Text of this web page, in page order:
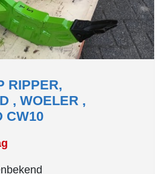
RIPPER,
, WOELER ,
CW10